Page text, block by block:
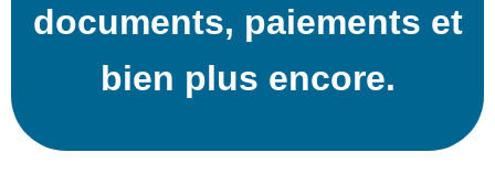
documents, paiements et
bien plus encore.